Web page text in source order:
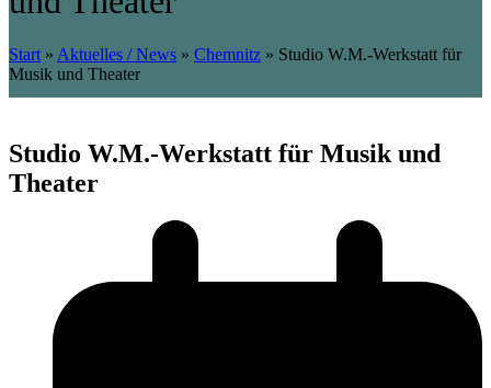
Start » Aktuelles / News » Chemnitz » Studio W.M.-Werkstatt für
Musik und Theater
Studio W.M.-Werkstatt für Musik und
Theater